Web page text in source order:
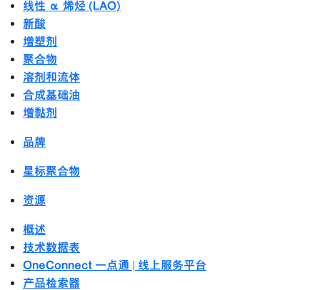
线性 α 烯烃 (LAO)
新酸
增塑剂
聚合物
溶剂和流体
合成基础油
增黏剂
品牌
星标聚合物
资源
概述
技术数据表
OneConnect 一点通 | 线上服务平台
产品检索器